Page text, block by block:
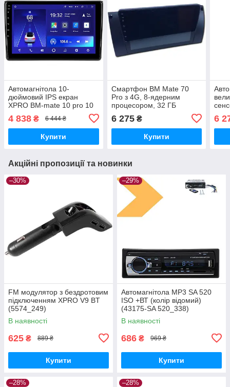
Автомагнітола 10-
дюймовий IPS екран
XPRO BM-mate 10 pro 10
Android монітор 2+32GB
(43890-BM-mate 10_3003)
4 838 ₴ 6 444 ₴
Купити
Смартфон BM Mate 70
Pro з 4G, 8-ядерним
процесором, 32 ГБ
камерою, RGB-підсвіткою
(44733-_3913)
6 275₴
Купити
6
Акційні пропозиції та новинки
–30%
FM модулятор з бездротовим
підключенням XPRO V9 BT
(5574_249)
В наявності
625 ₴ 889 ₴
Купити
–29%
Автомагнітола MP3 SA 520
ISO +ВТ (колір відомий)
(43175-SA 520_338)
В наявності
686 ₴ 969 ₴
Купити
–28% –28%